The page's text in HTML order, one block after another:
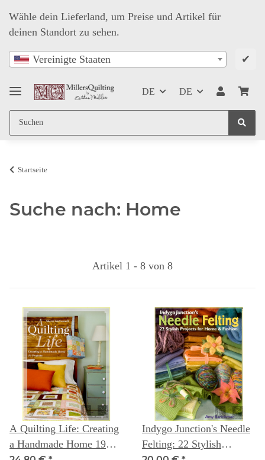
Wähle dein Lieferland, um Preise und Artikel für
deinen Standort zu sehen.
Vereinigte Staaten ✔
DE DE
Startseite
Suche nach: Home
Artikel 1 - 8 von 8
A Quilting Life: Creating
a Handmade Home 19
Indygo Junction's Needle
Felting: 22 Stylish